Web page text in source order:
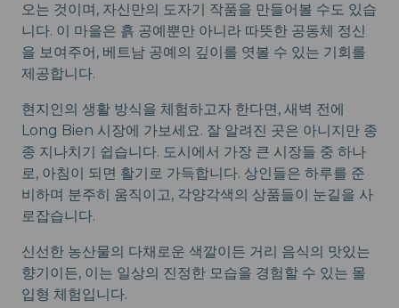
오는 것이며, 자신만의 도자기 작품을 만들어볼 수도 있습
니다. 이 마을은 흙 공예뿐만 아니라 따뜻한 공동체 정신
을 보여주어, 베트남 공예의 깊이를 엿볼 수 있는 기회를
제공합니다.
현지인의 생활 방식을 체험하고자 한다면, 새벽 전에
Long Bien 시장에 가보세요. 잘 알려진 곳은 아니지만 종
종 지나치기 쉽습니다. 도시에서 가장 큰 시장들 중 하나
로, 아침이 되면 활기로 가득합니다. 상인들은 하루를 준
비하며 분주히 움직이고, 각양각색의 상품들이 눈길을 사
로잡습니다.
신선한 농산물의 다채로운 색깔이든 거리 음식의 맛있는
향기이든, 이는 일상의 진정한 모습을 경험할 수 있는 몰
입형 체험입니다.